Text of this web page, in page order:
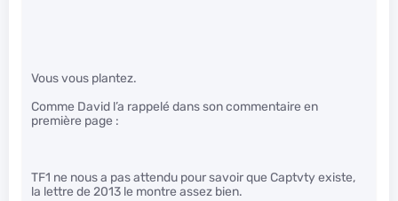
Vous vous plantez.
Comme David l’a rappelé dans son commentaire en
première page :
TF1 ne nous a pas attendu pour savoir que Captvty existe,
la lettre de 2013 le montre assez bien.